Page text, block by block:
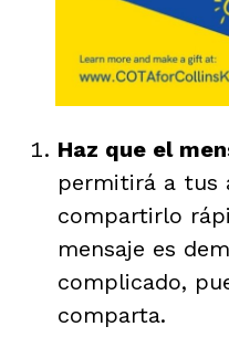
Haz que el
permitirá a tus
compartirlo
mensaje es
complicado,
comparta.